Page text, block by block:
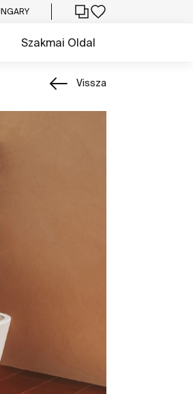
Szakmai Oldal
Vissza